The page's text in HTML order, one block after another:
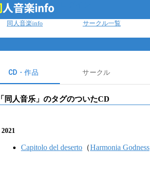
同人音楽info サークル一覧
CD・作品 サークル
「 同人音乐 」のタグのついたCD
2021
Capitolo del deserto （Harmonia Godness